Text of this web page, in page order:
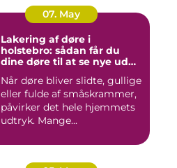
07. May
Lakering af døre i
holstebro: sådan får du
dine døre til at se nye ud
Når døre bliver slidte, gullige
eller fulde af småskrammer,
påvirker det hele hjemmets
udtryk. Mange...